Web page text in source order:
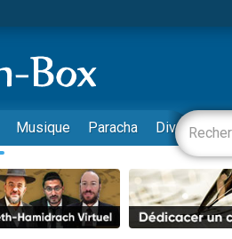
6 enfants, victime de violences...
Vacances Pour les Enfants
Musique Paracha